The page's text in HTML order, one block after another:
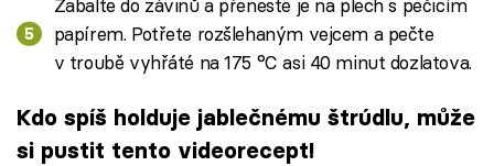
papírem. Potřete rozšlehaným vejcem a pečte
v troubě vyhřáté na 175 °C asi 40 minut dozlatova.
Kdo spíš holduje jablečnému štrúdlu, může
si pustit tento videorecept!